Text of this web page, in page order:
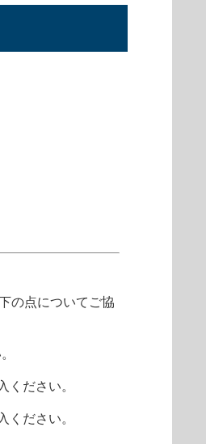
の点についてご協
ださい。
ください。